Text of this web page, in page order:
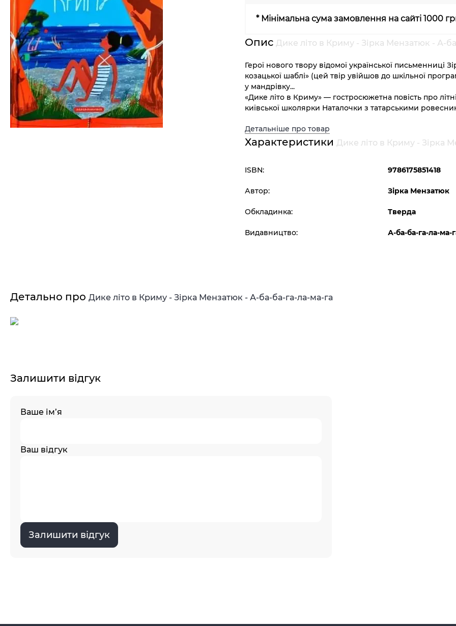
* Мінімальна сума замовлення на сайті 1000
ОписДике літо в Криму - Зірка Мензатюк - А-
Герої нового твору відомої української письменниці
козацької шаблі» (цей твір увійшов до шкільної
у мандрівку...
«Дике літо в Криму» — гостросюжетна повість про
київської школярки Наталочки з татарськими
Детальніше про товар
ХарактеристикиДике літо в Криму - Зірка
ISBN: 9786175851418
Автор: Зірка Мензатюк
Обкладинка: Тверда
Видавництво: А-ба-ба-га-ла-ма-
Детально про Дике літо в Криму - Зірка Мензатюк - А-ба-ба-га-ла-ма-га
Залишити відгук
Ваше ім’я
Ваш відгук
Залишити відгук